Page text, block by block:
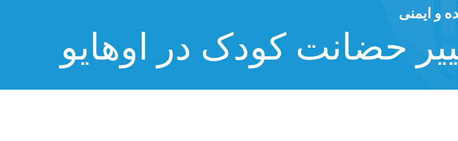
و ایمنی
حضانت کودک در اوهایو